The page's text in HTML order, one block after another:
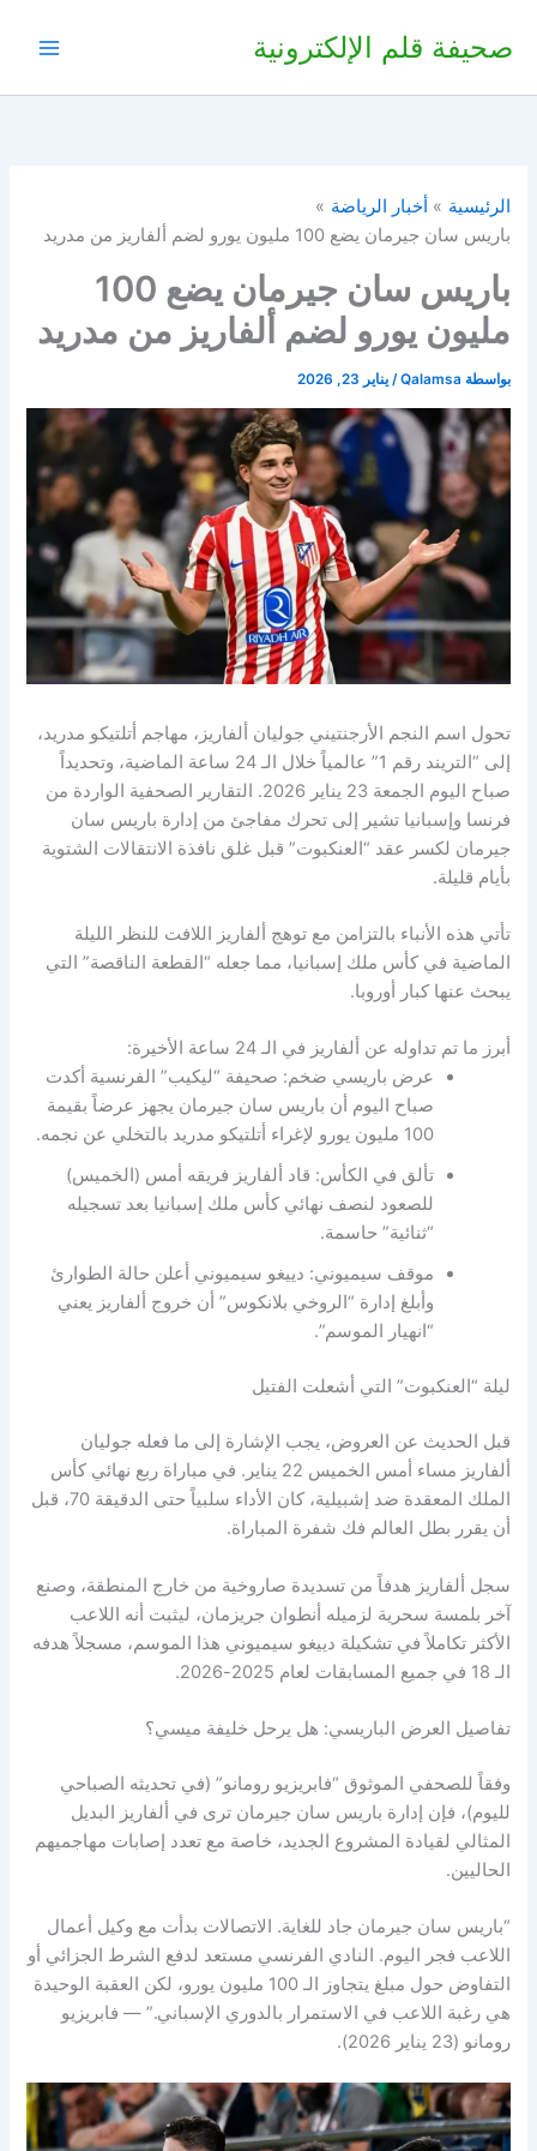
صحيفة قلم الإلكترونية
الرئيسية
أخبار الرياضة
باريس سان جيرمان يضع 100 مليون يورو لضم ألفاريز من مدريد
باريس سان جيرمان يضع 100
مليون يورو لضم ألفاريز من مدريد
بواسطة Qalamsa
/يناير 23, 2026
تحول اسم النجم الأرجنتيني جوليان ألفاريز، مهاجم أتلتيكو مدريد،
إلى “التريند رقم 1” عالمياً خلال الـ 24 ساعة الماضية، وتحديداً
صباح اليوم الجمعة 23 يناير 2026. التقارير الصحفية الواردة من
فرنسا وإسبانيا تشير إلى تحرك مفاجئ من إدارة باريس سان
جيرمان لكسر عقد “العنكبوت” قبل غلق نافذة الانتقالات الشتوية
بأيام قليلة.
تأتي هذه الأنباء بالتزامن مع توهج ألفاريز اللافت للنظر الليلة
الماضية في كأس ملك إسبانيا، مما جعله “القطعة الناقصة” التي
يبحث عنها كبار أوروبا.
أبرز ما تم تداوله عن ألفاريز في الـ 24 ساعة الأخيرة:
عرض باريسي ضخم: صحيفة “ليكيب” الفرنسية أكدت
صباح اليوم أن باريس سان جيرمان يجهز عرضاً بقيمة
100 مليون يورو لإغراء أتلتيكو مدريد بالتخلي عن نجمه.
تألق في الكأس: قاد ألفاريز فريقه أمس (الخميس)
للصعود لنصف نهائي كأس ملك إسبانيا بعد تسجيله
“ثنائية” حاسمة.
موقف سيميوني: دييغو سيميوني أعلن حالة الطوارئ
وأبلغ إدارة “الروخي بلانكوس” أن خروج ألفاريز يعني
“انهيار الموسم”.
ليلة “العنكبوت” التي أشعلت الفتيل
قبل الحديث عن العروض، يجب الإشارة إلى ما فعله جوليان
ألفاريز مساء أمس الخميس 22 يناير. في مباراة ربع نهائي كأس
الملك المعقدة ضد إشبيلية، كان الأداء سلبياً حتى الدقيقة 70، قبل
أن يقرر بطل العالم فك شفرة المباراة.
سجل ألفاريز هدفاً من تسديدة صاروخية من خارج المنطقة، وصنع
آخر بلمسة سحرية لزميله أنطوان جريزمان، ليثبت أنه اللاعب
الأكثر تكاملاً في تشكيلة دييغو سيميوني هذا الموسم، مسجلاً هدفه
الـ 18 في جميع المسابقات لعام 2025-2026.
تفاصيل العرض الباريسي: هل يرحل خليفة ميسي؟
وفقاً للصحفي الموثوق “فابريزيو رومانو” (في تحديثه الصباحي
لليوم)، فإن إدارة باريس سان جيرمان ترى في ألفاريز البديل
المثالي لقيادة المشروع الجديد، خاصة مع تعدد إصابات مهاجميهم
الحاليين.
“باريس سان جيرمان جاد للغاية. الاتصالات بدأت مع وكيل أعمال
اللاعب فجر اليوم. النادي الفرنسي مستعد لدفع الشرط الجزائي أو
التفاوض حول مبلغ يتجاوز الـ 100 مليون يورو، لكن العقبة الوحيدة
هي رغبة اللاعب في الاستمرار بالدوري الإسباني.” — فابريزيو
رومانو (23 يناير 2026).